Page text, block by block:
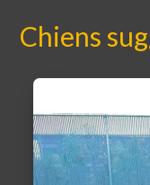
Chiens